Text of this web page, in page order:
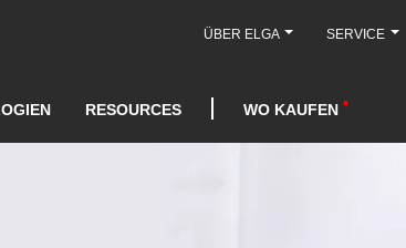
ÜBER ELGA SERVICE
RESOURCES WO KAUFEN